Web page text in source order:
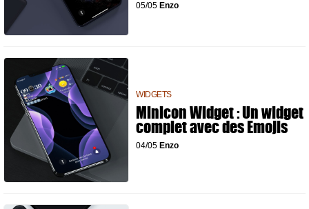
05/05 Enzo
WIDGETS
Minicon Widget : Un widget
complet avec des Emojis
04/05 Enzo